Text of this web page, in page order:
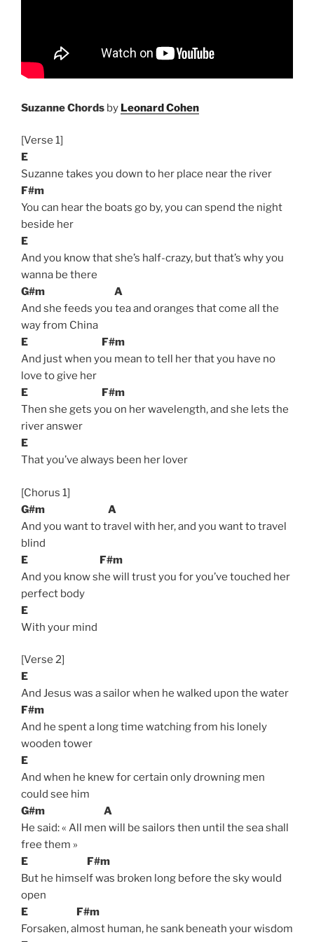
Suzanne Chords by Leonard Cohen
[Verse 1]
E
Suzanne takes you down to her place near the river
F#m
You can hear the boats go by, you can spend the night
beside her
E
And you know that she’s half-crazy, but that’s why you
wanna be there
G#m
A
And she feeds you tea and oranges that come all the
way from China
E
F#m
And just when you mean to tell her that you have no
love to give her
E
F#m
Then she gets you on her wavelength, and she lets the
river answer
E
That you’ve always been her lover
[Chorus 1]
G#m
A
And you want to travel with her, and you want to travel
blind
E
F#m
And you know she will trust you for you’ve touched her
perfect body
E
With your mind
[Verse 2]
E
And Jesus was a sailor when he walked upon the water
F#m
And he spent a long time watching from his lonely
wooden tower
E
And when he knew for certain only drowning men
could see him
G#m
A
He said: « All men will be sailors then until the sea shall
free them »
E
F#m
But he himself was broken long before the sky would
open
E
F#m
Forsaken, almost human, he sank beneath your wisdom